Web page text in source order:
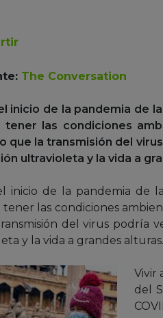
The Conversation
inicio de la pandemia de
tener las condiciones
que la transmisión del
ultravioleta y la vida a
inicio de la pandemia de
las condiciones
del virus podría
y la vida a grandes alturas.
Vivir
del